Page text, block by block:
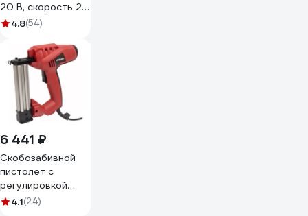
20 В, скорость 20
шт./мин, магаз.100
подсветка
PST20H-30/625A
4.8(54)
6 441 ₽
Cкобозабивной
пистолет с
регулировкой
силы удара ATLET
4.1(24)